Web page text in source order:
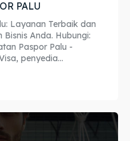
PALU
Layanan Terbaik dan
Anda. Hubungi:
penyedia...